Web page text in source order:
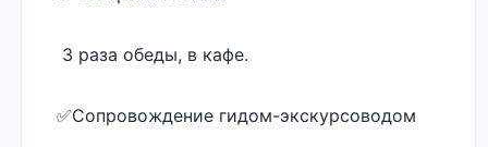
3 раза обеды, в кафе.
✅️Сопровождение гидом-экскурсоводом